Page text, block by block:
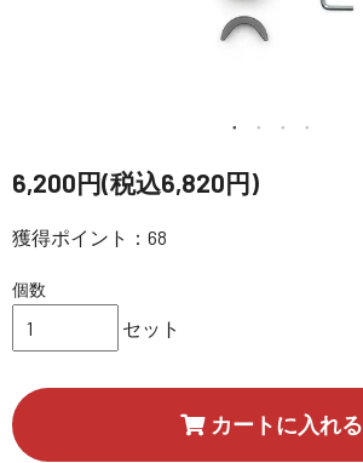
定期配信!
サポート・Q&A / 法人・学生のお客様
SEKIDO
6,200円(税込6,820円)
獲得ポイント：68
個数
セット
カートに入れる